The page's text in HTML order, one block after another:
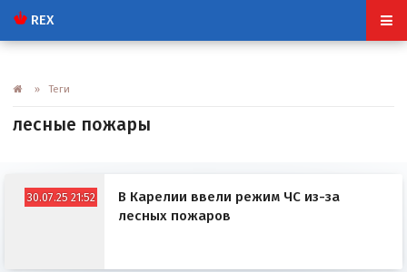
REX
» Теги
лесные пожары
30.07.25 21:52
В Карелии ввели режим ЧС из-за
лесных пожаров